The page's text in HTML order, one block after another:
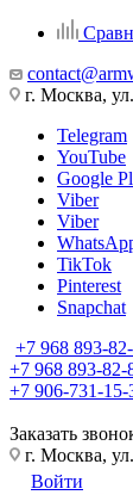
г. Москва,
Telegram
YouTube
Google
Viber
Viber
TikTok
Pinterest
Snapchat
+7 968 893-
+7 968 893-82-
+7 906-731-15-
Заказать
г. Москва,
Войти